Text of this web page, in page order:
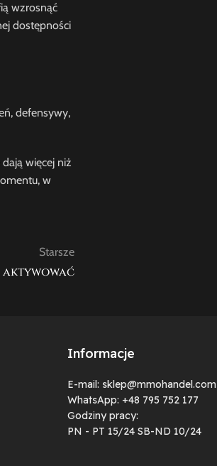
wzrosnąć
dostępności
defensywy,
więcej niż
w
Starsze
aktywować
Informacje
E-mail: sklep@mmohandel.com
WhatsApp: +48 795 752 177
Godziny pracy:
PN - PT 15/24 SB-ND 10/24